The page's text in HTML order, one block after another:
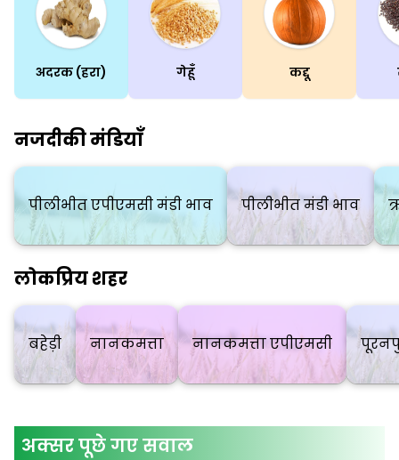
अदरक (हरा) गेहूँ कद्दू
नजदीकी मंडियाँ
पीलीभीत एपीएमसी मंडी भाव पीलीभीत मंडी भाव
लोकप्रिय शहर
बहेड़ी नानकमत्ता नानकमत्ता एपीएमसी
अक्सर पूछे गए सवाल